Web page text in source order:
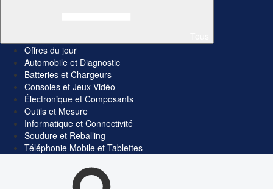
Offres du jour
Automobile et Diagnostic
Batteries et Chargeurs
Consoles et Jeux Vidéo
Électronique et Composants
Outils et Mesure
Informatique et Connectivité
Soudure et Reballing
Téléphonie Mobile et Tablettes